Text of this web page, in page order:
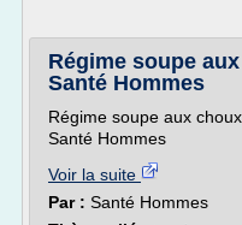
Régime soupe
Santé Hommes
Régime soupe aux
Santé Hommes
Voir la suite
Par : Santé Hommes